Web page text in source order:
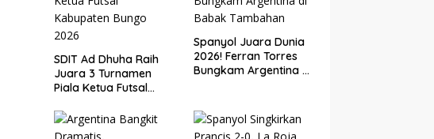
SDIT Ad Dhuha Raih
Juara 3 Turnamen
Piala Ketua Futsal
2026
Spanyol Juara Dunia
2026! Ferran Torres
Bungkam Argentina di